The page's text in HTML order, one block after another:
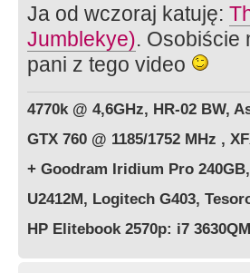
Ja od wczoraj katuję:
Jumblekye). Osobiście
pani z tego video
4770k @ 4,6GHz, HR-02 BW,
GTX 760 @ 1185/1752 MHz ,
+ Goodram Iridium Pro
U2412M, Logitech G403,
HP Elitebook 2570p: i7